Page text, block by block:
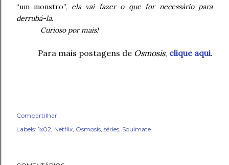
“um monstro”, ela vai fazer o que for necessário para
derrubá-la.
Curioso por mais!
Para mais postagens de Osmosis, clique aqui.
Compartilhar
Labels: 1x02 Netflix Osmosis séries Soulmate